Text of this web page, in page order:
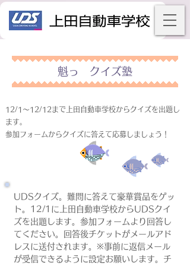
魁っ クイズ塾
12/1～12/12まで上田自動車学校からクイズを出題し
ます。
参加フォームからクイズに答えて応募しましょう！
UDSクイズ。難問に答えて豪華賞品をゲッ
ト。12/1に上田自動車学校からUDSクイ
ズを出題します。参加フォームより回答し
てください。回答後チケットがメールアド
レスに送付されます。※事前に返信メール
が受信できるように設定お願いします。チ